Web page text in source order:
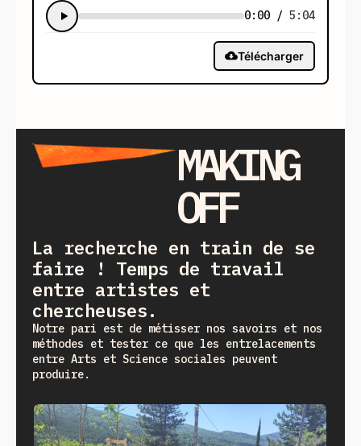
0:00 / 5:04
Télécharger
MAKING
OFF
La recherche en train de se
faire ! Temps de travail
entre artistes et
chercheuses.
Notre pari est de métisser nos savoirs et nos
méthodes et tester ce que les entrelacements
entre Arts et Science sociales peuvent
produire.